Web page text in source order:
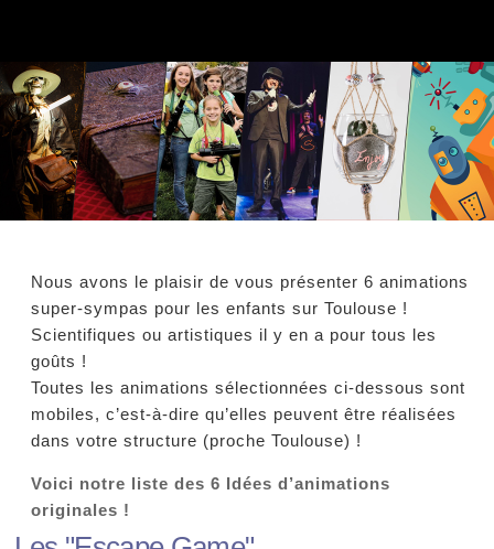
Nous avons le plaisir de vous présenter 6 animations
super-sympas pour les enfants sur Toulouse !
Scientifiques ou artistiques il y en a pour tous les
goûts !
Toutes les animations sélectionnées ci-dessous sont
mobiles, c’est-à-dire qu’elles peuvent être réalisées
dans votre structure (proche Toulouse) !
Voici notre liste des 6 Idées d’animations
originales !